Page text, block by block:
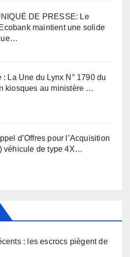
DE PRESSE: Le
maintient une solide
: La Une du Lynx N° 1790 du
kiosques au ministère …
d’Offres pour l’Acquisition
véhicule de type 4X…
: les escrocs piègent de